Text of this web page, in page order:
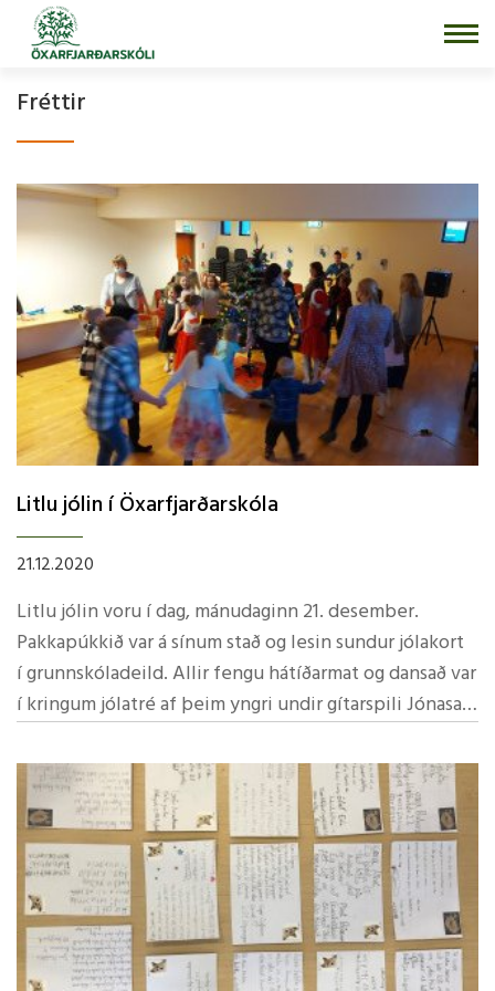
Fara
efni
Fréttir
Litlu jólin í­ Öxarfjarðarskóla
21.12.2020
Litlu jólin voru í­ dag, mánudaginn 21. desember.
Pakkapúkkið var á sí­num stað og lesin sundur jólakort
í­ grunnskóladeild. Allir fengu hátí­ðarmat og dansað var
í­ kringum jólatré af þeim yngri undir gí­tarspili Jónasar
hólfaskiptur. Stigin fjögur borðuðu hátí­ðamat, sem
þær Hulda og Fljóða reiddu fram, hvert fyrir sig.
Gluggagægir kom öllum að óvörum þegar hann
gægðist á gluggann hjá nemendum og skildi eftir
mandarí­nur. Leikskóladeildin á Kópaskeri fékk hátí­
ðamat úr Stóru Mörk, þær systur Anna Lára og Alda
framreiddu hátí­ðamat fyrir nemendur og starfsfólk á
Kópaskersdeild. Veikindi settu svip sinn á daginn þar,